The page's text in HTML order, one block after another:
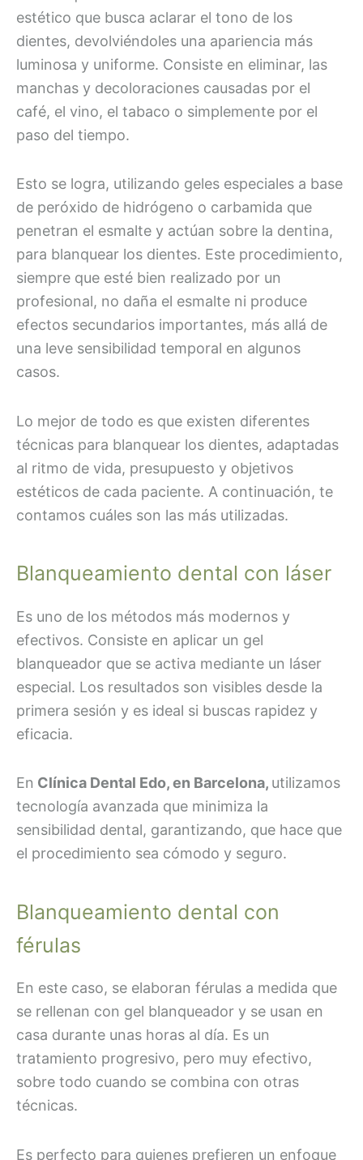
estético que busca aclarar el tono de los
dientes, devolviéndoles una apariencia más
luminosa y uniforme. Consiste en eliminar, las
manchas y decoloraciones causadas por el
café, el vino, el tabaco o simplemente por el
paso del tiempo.
Esto se logra, utilizando geles especiales a base
de peróxido de hidrógeno o carbamida que
penetran el esmalte y actúan sobre la dentina,
para blanquear los dientes. Este procedimiento,
siempre que esté bien realizado por un
profesional, no daña el esmalte ni produce
efectos secundarios importantes, más allá de
una leve sensibilidad temporal en algunos
casos.
Lo mejor de todo es que existen diferentes
técnicas para blanquear los dientes, adaptadas
al ritmo de vida, presupuesto y objetivos
estéticos de cada paciente. A continuación, te
contamos cuáles son las más utilizadas.
Blanqueamiento dental con láser
Es uno de los métodos más modernos y
efectivos. Consiste en aplicar un gel
blanqueador que se activa mediante un láser
especial. Los resultados son visibles desde la
primera sesión y es ideal si buscas rapidez y
eficacia.
En Clínica Dental Edo, en Barcelona, utilizamos
tecnología avanzada que minimiza la
sensibilidad dental, garantizando, que hace que
el procedimiento sea cómodo y seguro.
Blanqueamiento dental con
férulas
En este caso, se elaboran férulas a medida que
se rellenan con gel blanqueador y se usan en
casa durante unas horas al día. Es un
tratamiento progresivo, pero muy efectivo,
sobre todo cuando se combina con otras
técnicas.
Es perfecto para quienes prefieren un enfoque